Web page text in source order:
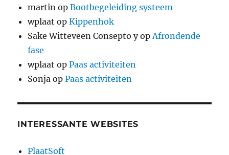
martin opBootbegeleiding systeem
wplaat opKippenhok
Sake Witteveen Consepto yop Afrondende
fase
wplaat opPaas activiteiten
Sonja opPaas activiteiten
INTERESSANTE WEBSITES
PlaatSoft